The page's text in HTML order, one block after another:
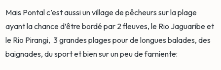
Mais Pontal c’est aussi un village de pêcheurs sur la plage
ayant la chance d’être bordé par 2 fleuves, le Rio Jaguaribe et
le Rio Pirangi, 3 grandes plages pour de longues balades, des
baignades, du sport et bien sur un peu de farniente: